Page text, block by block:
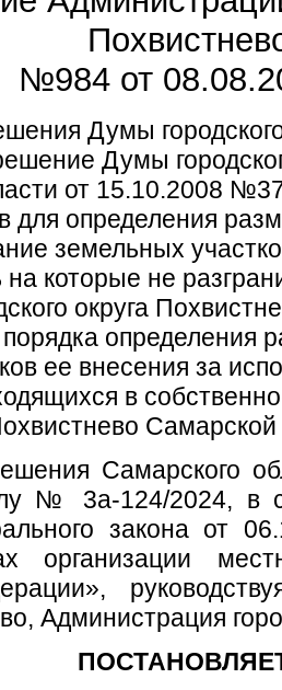
№984 от
Думы
Думы
от 15.10.2008
для определения
земельных
на которые не
округа
определения
ее внесения за
в
Самарской
Самарского
№ 3а-124/2024, в
закона от
организации
Администрация